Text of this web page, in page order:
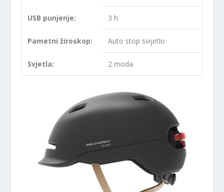
USB punjenje: 3 h
Pametni žiroskop: Auto stop svijetlo
Svjetla: 2 moda